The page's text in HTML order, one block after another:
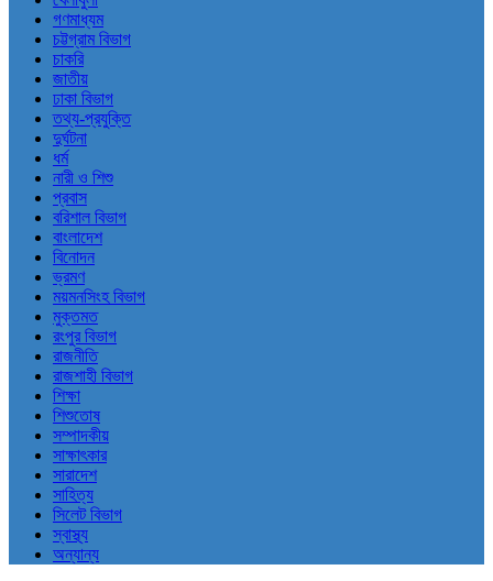
গণমাধ্যম
চট্টগ্রাম বিভাগ
চাকরি
জাতীয়
ঢাকা বিভাগ
তথ্য-প্রযুক্তি
দুর্ঘটনা
ধর্ম
নারী ও শিশু
প্রবাস
বরিশাল বিভাগ
বাংলাদেশ
বিনোদন
ভ্রমণ
ময়মনসিংহ বিভাগ
মুক্তমত
রংপুর বিভাগ
রাজনীতি
রাজশাহী বিভাগ
শিক্ষা
শিশুতোষ
সম্পাদকীয়
সাক্ষাৎকার
সারাদেশ
সাহিত্য
সিলেট বিভাগ
স্বাস্থ্য
অন্যান্য